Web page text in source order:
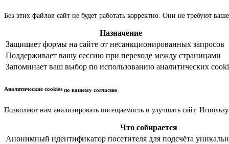
Без этих файлов сайт не будет работать корректно. Они не требуют
Назначение
Защищает формы на сайте от несанкционированных запросов
Поддерживает вашу сессию при переходе между страницами
Запоминает ваш выбор по использованию аналитических
Аналитические cookies по вашему согласию
Позволяют нам анализировать посещаемость и улучшать сайт.
Что собирается
Анонимный идентификатор посетителя для подсчёта